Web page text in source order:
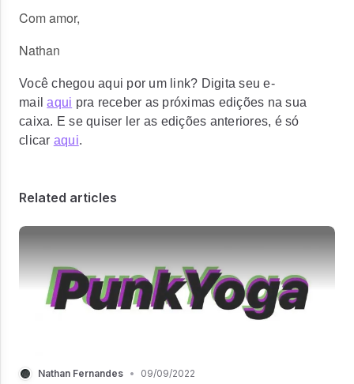
Com amor,
Nathan
Você chegou aqui por um link? Digita seu e-
mailaqui pra receber as próximas edições na sua
caixa. E se quiser ler as edições anteriores, é só
clicar aqui.
Related articles
Nathan Fernandes • 09/09/2022